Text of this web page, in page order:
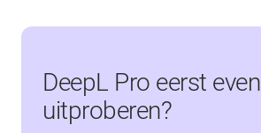
DeepL Pro eerst even
uitproberen?